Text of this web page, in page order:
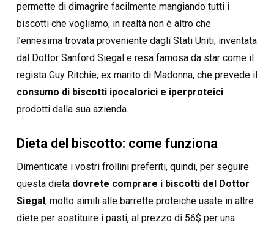
permette di dimagrire facilmente mangiando tutti i
biscotti che vogliamo, in realtà non è altro che
l’ennesima trovata proveniente dagli Stati Uniti, inventata
dal Dottor Sanford Siegal e resa famosa da star come il
regista Guy Ritchie, ex marito di Madonna, che prevede il
consumo di biscotti ipocalorici e iperproteici
prodotti dalla sua azienda.
Dieta del biscotto: come funziona
Dimenticate i vostri frollini preferiti, quindi, per seguire
questa dieta dovrete comprare i biscotti del Dottor
Siegal , molto simili alle barrette proteiche usate in altre
diete per sostituire i pasti, al prezzo di 56$ per una